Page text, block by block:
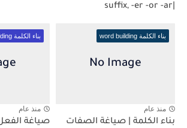
بناء الكلمة word building
منذ عام
بناء الكلمة | صياغة الصفات
بناء الكلمة word building
منذ عام
صياغة